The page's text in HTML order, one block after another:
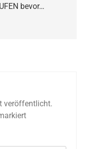
bevor…
veröffentlicht.